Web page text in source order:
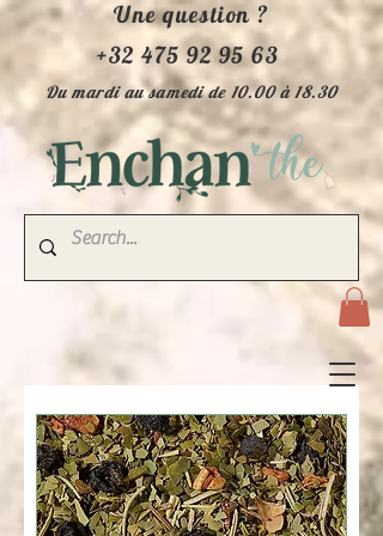
Une question ?
+32 475 92 95 63
Du mardi au samedi de 10.00 à 18.30